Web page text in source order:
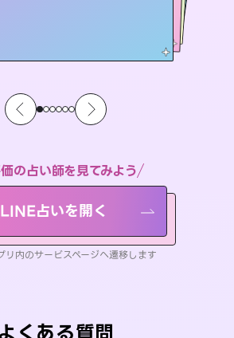
の占い師を見てみよう
LINE占いを開く
内のサービスページへ遷移します